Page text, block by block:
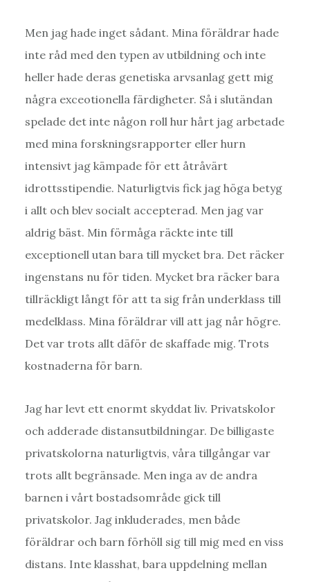
Men jag hade inget sådant. Mina föräldrar hade
inte råd med den typen av utbildning och inte
heller hade deras genetiska arvsanlag gett mig
några exceotionella färdigheter. Så i slutändan
spelade det inte någon roll hur hårt jag arbetade
med mina forskningsrapporter eller hurn
intensivt jag kämpade för ett åtråvärt
idrottsstipendie. Naturligtvis fick jag höga betyg
i allt och blev socialt accepterad. Men jag var
aldrig bäst. Min förmåga räckte inte till
exceptionell utan bara till mycket bra. Det räcker
ingenstans nu för tiden. Mycket bra räcker bara
tillräckligt långt för att ta sig från underklass till
medelklass. Mina föräldrar vill att jag når högre.
Det var trots allt däför de skaffade mig. Trots
kostnaderna för barn.
Jag har levt ett enormt skyddat liv. Privatskolor
och adderade distansutbildningar. De billigaste
privatskolorna naturligtvis, våra tillgångar var
trots allt begränsade. Men inga av de andra
barnen i vårt bostadsområde gick till
privatskolor. Jag inkluderades, men både
föräldrar och barn förhöll sig till mig med en viss
distans. Inte klasshat, bara uppdelning mellan